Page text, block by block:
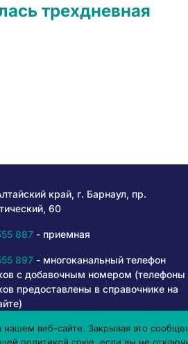
трехдневная
край, г. Барнаул, пр.
60
887- приемная
897- многоканальный телефон
с добавочным номером (телефоны
предоставлены в справочнике на
80 50- горячая линия
веб-сайте. Закрывая это